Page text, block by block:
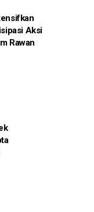
Aksi
Rawan